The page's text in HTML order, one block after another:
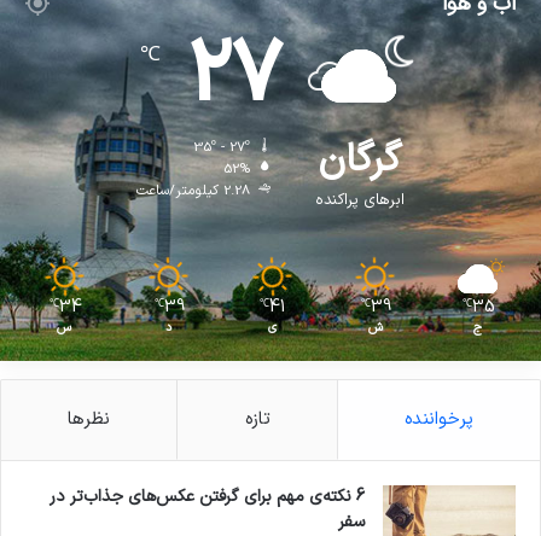
گرگان
ابرهای پراکنده
27
℃
35º - 27º
52%
2.28 کیلومتر/ساعت
35
℃
ج
39
℃
ش
41
℃
ی
39
℃
د
34
℃
س
پرخواننده تازه نظرها
6 نکته‌ی مهم برای گرفتن عکس‌های جذاب‌تر در
سفر